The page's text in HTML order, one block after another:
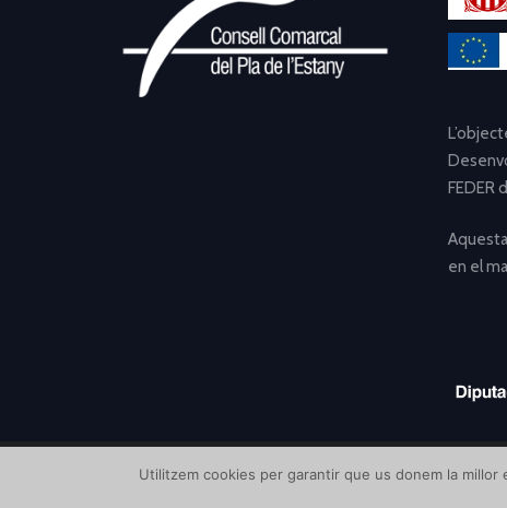
FEDER
en el
Utilitzem cookies per garantir que us donem la